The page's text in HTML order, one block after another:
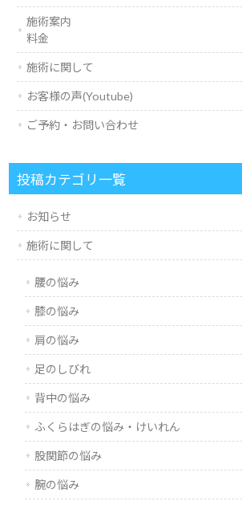
施術案内
料金
施術に関して
お客様の声(Youtube)
ご予約・お問い合わせ
投稿カテゴリ一覧
お知らせ
施術に関して
腰の悩み
膝の悩み
肩の悩み
足のしびれ
背中の悩み
ふくらはぎの悩み・けいれん
股関節の悩み
腕の悩み